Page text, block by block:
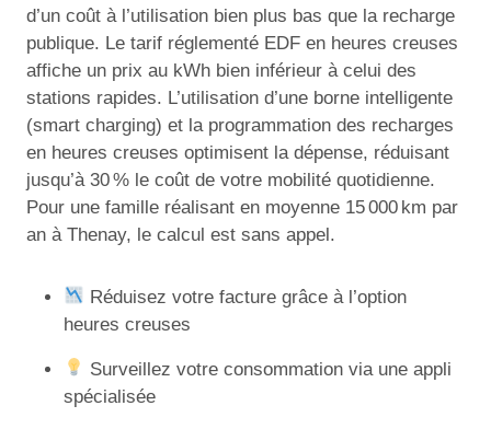
d’un coût à l’utilisation bien plus bas que la recharge
publique. Le tarif réglementé EDF en heures creuses
affiche un prix au kWh bien inférieur à celui des
stations rapides. L’utilisation d’une borne intelligente
(smart charging) et la programmation des recharges
en heures creuses optimisent la dépense, réduisant
jusqu’à 30 % le coût de votre mobilité quotidienne.
Pour une famille réalisant en moyenne 15 000 km par
an à Thenay, le calcul est sans appel.
Réduisez votre facture grâce à l’option
heures creuses
Surveillez votre consommation via une appli
spécialisée